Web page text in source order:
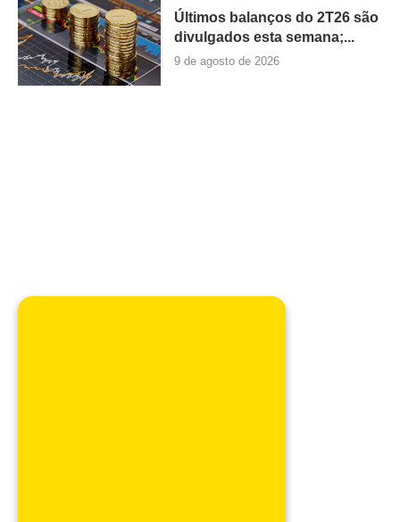
Últimos balanços do 2T26 são
divulgados esta semana;...
9 de agosto de 2026